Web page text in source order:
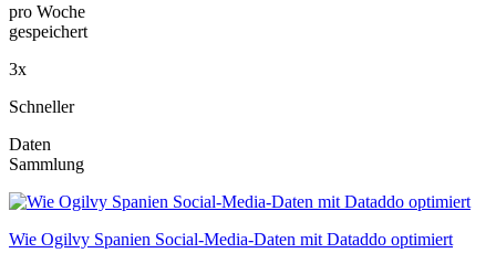
pro Woche
gespeichert
3x
Schneller
Daten
Sammlung
Wie Ogilvy Spanien Social-Media-Daten mit Dataddo optimiert